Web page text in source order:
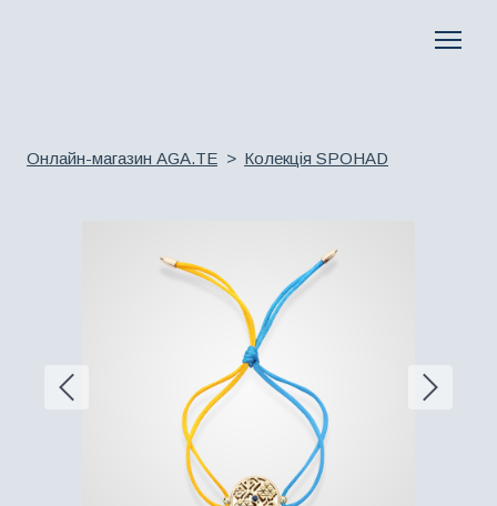
Онлайн-магазин AGA.TE Колекція SPOHAD